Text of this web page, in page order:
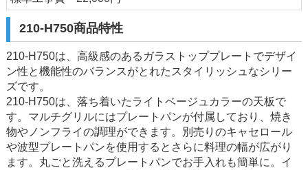
210-H750商品特性
210-H750は、高級感のあるガラストッププレートでデザイ
ン性と機能性のバランスがとれたスタイリッシュなシリー
ズです。
210-H750は、落ち着いたライトベージュカラーの天板で
す。マルチグリルにはプレートパンが付属しており、焼き
物やノンフライの調理ができます。別売りのキャセロール
や波型プレートパンを使用するとさらに料理の幅が広がり
ます。丸ごと洗えるプレートパンでお手入れも簡単に。イ